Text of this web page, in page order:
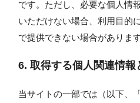
です。ただし、必要な個人情
いただけない場合、利用目的
で提供できない場合があります
6. 取得する個人関連情報
当サイトの一部では（以下、